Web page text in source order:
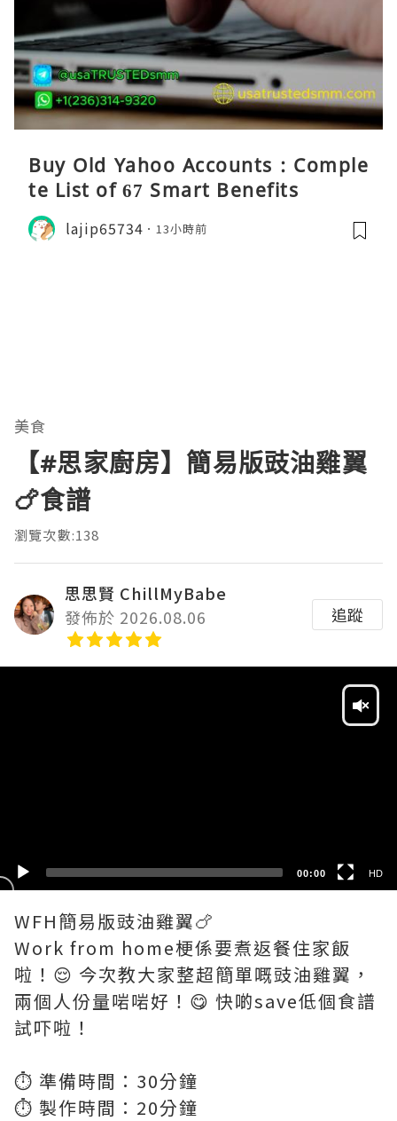
Buy Old Yahoo Accounts : Comple
te List of 67 Smart Benefits
lajip65734 13小時前
美食
【#思家廚房】簡易版豉油雞翼
🍗食譜
瀏覽次數:138
思思賢 ChillMyBabe
發佈於 2026.08.06
追蹤
00:00 HD
WFH簡易版豉油雞翼🍗
Work from home梗係要煮返餐住家飯
啦！😌 今次教大家整超簡單嘅豉油雞翼，
兩個人份量啱啱好！😋 快啲save低個食譜
試吓啦！
⏱️ 準備時間：30分鐘
⏱️ 製作時間：20分鐘